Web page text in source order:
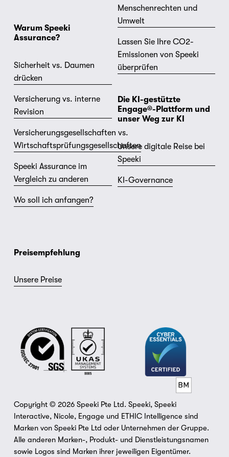
Unsere Preise
Menschenrechten und
Umwelt
Lassen Sie Ihre CO2-
Emissionen von Speeki
überprüfen
Warum Speeki
Assurance?
Sicherheit vs. Daumen
drücken
Versicherung vs. interne
Revision
Versicherungsgesellschaften vs.
Wirtschaftsprüfungsgesellschaften
Speeki Assurance im
Vergleich zu anderen
Wo soll ich anfangen?
Preisempfehlung
Die KI-gestützte
Engage®-Plattform und
unser Weg zur KI
Unsere digitale Reise bei
Speeki
KI-Governance
Copyright © 2026 Speeki Pte Ltd. Speeki, Speeki
Interactive, Nicole, Engage und ETHIC Intelligence sind
Marken von Speeki Pte Ltd oder Unternehmen der Gruppe.
Alle anderen Marken-, Produkt- und Dienstleistungsnamen
sowie Logos sind Marken ihrer jeweiligen Eigentümer.